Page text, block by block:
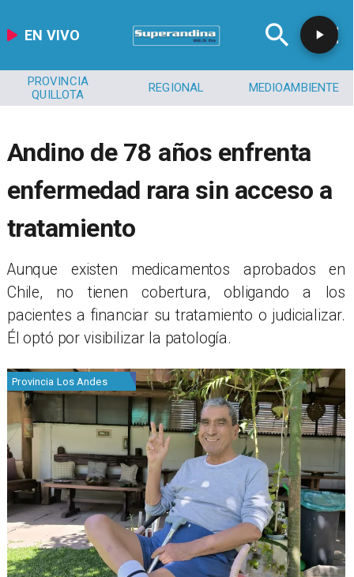
EN VIVO
PROVINCIA
QUILLOTA
REGIONAL MEDIOAMBIENTE
Andino de 78 años enfrenta
enfermedad rara sin acceso a
tratamiento
​Aunque existen medicamentos aprobados en
Chile, no tienen cobertura, obligando a los
pacientes a financiar su tratamiento o judicializar.
Él optó por visibilizar la patología.
Provincia Los Andes